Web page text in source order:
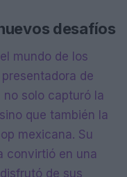
desafíos
mundo de los
de
no solo capturó la
que también la
mexicana. Su
convirtió en una
de sus